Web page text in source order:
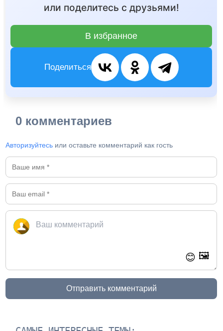
или поделитесь с друзьями!
В избранное
Поделиться
0 комментариев
Авторизуйтесь или оставьте комментарий как гость
😊 🖼️
Отправить комментарий